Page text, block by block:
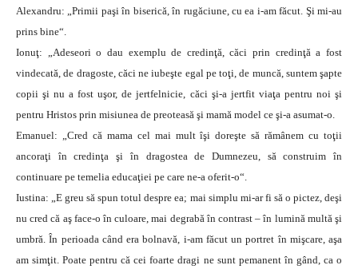
Alexandru: „Primii paşi în biserică, în rugăciune, cu ea i-am făcut. Şi mi-au
prins bine“.
Ionuţ: „Adeseori o dau exemplu de credinţă, căci prin credinţă a fost
vindecată, de dragoste, căci ne iubeşte egal pe toţi, de muncă, suntem şapte
copii şi nu a fost uşor, de jertfelnicie, căci şi-a jertfit viaţa pentru noi şi
pentru Hristos prin misiunea de preoteasă şi mamă model ce şi-a asumat-o.
Emanuel: „Cred că mama cel mai mult îşi doreşte să rămânem cu toţii
ancoraţi în credinţa şi în dragostea de Dumnezeu, să construim în
continuare pe temelia educaţiei pe care ne-a oferit-o“.
Iustina: „E greu să spun totul despre ea; mai simplu mi-ar fi să o pictez, deşi
nu cred că aş face-o în culoare, mai degrabă în contrast – în lumină multă şi
umbră. În perioada când era bolnavă, i-am făcut un portret în mişcare, aşa
am simţit. Poate pentru că cei foarte dragi ne sunt pemanent în gând, ca o